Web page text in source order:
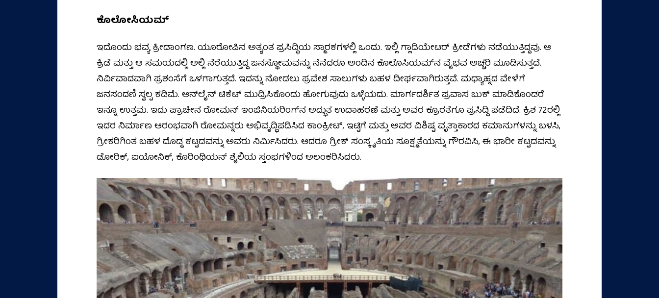
ಕೊಲೋಸಿಯಮ್‌
ಇದೊಂದು ಭವ್ಯ ಕ್ರೀಡಾಂಗಣ. ಯೂರೋಪಿನ ಅತ್ಯಂತ ಪ್ರಸಿದ್ಧಿಯ ಸ್ಮಾರಕಗಳಲ್ಲಿ ಒಂದು. ಇಲ್ಲಿ ಗ್ಲಾಡಿಯೇಟರ್ ಕ್ರೀಡೆಗಳು ನಡೆಯುತ್ತಿದ್ದವು. ಆ
ಕ್ರಿಡೆ ಮತ್ತು ಆ ಸಮಯದಲ್ಲಿ ಅಲ್ಲಿ ನೆರೆಯುತ್ತಿದ್ದ ಜನಸ್ಥೋಮವನ್ನು ನೆನೆದರೂ ಅಂದಿನ ಕೊಲೊಸಿಯಮ್‌ನ ವೈಭವ ಅಚ್ಚರಿ ಮೂಡಿಸುತ್ತದೆ.
ನಿರ್ವಿವಾದವಾಗಿ ಪ್ರಶಂಸೆಗೆ ಒಳಗಾಗುತ್ತದೆ. ಇದನ್ನು ನೋಡಲು ಪ್ರವೇಶ ಸಾಲುಗಳು ಬಹಳ ದೀರ್ಘವಾಗಿರುತ್ತವೆ. ಮಧ್ಯಾಹ್ನದ ವೇಳೆಗೆ
ಜನಸಂದಣಿ ಸ್ವಲ್ಪ ಕಡಿಮೆ. ಆನ್‌ಲೈನ್ ಟಿಕೆಟ್ ಮುದ್ರಿಸಿಕೊಂಡು ಹೋಗುವುದು ಒಳ್ಳೆಯದು. ಮಾರ್ಗದರ್ಶಿತ ಪ್ರವಾಸ ಬುಕ್ ಮಾಡಿಕೊಂಡರೆ
ಇನ್ನೂ ಉತ್ತಮ. ಇದು ಪ್ರಾಚೀನ ರೋಮನ್ ಇಂಜಿನಿಯರಿಂಗ್‌ನ ಅದ್ಭುತ ಉದಾಹರಣೆ ಮತ್ತು ಅವರ ಕ್ರೂರತೆಗೂ ಪ್ರಸಿದ್ದಿ ಪಡೆದಿದೆ. ಕ್ರಿಶ 72ರಲ್ಲಿ
ಇದರ ನಿರ್ಮಾಣ ಆರಂಭವಾಗಿ ರೋಮನ್ನರು ಅಭಿವೃದ್ಧಿಪಡಿಸಿದ ಕಾಂಕ್ರೀಟ್, ಇಟ್ಟಿಗೆ ಮತ್ತು ಅವರ ವಿಶಿಷ್ಟ ವೃತ್ತಾಕಾರದ ಕಮಾನುಗಳನ್ನು ಬಳಸಿ,
ಗ್ರೀಕರಿಗಿಂತ ಬಹಳ ದೊಡ್ಡ ಕಟ್ಟಡವನ್ನು ಅವರು ನಿರ್ಮಿಸಿದರು. ಆದರೂ ಗ್ರೀಕ್ ಸಂಸ್ಕೃತಿಯ ಸೂಕ್ಷ್ಮತೆಯನ್ನು ಗೌರವಿಸಿ, ಈ ಭಾರೀ ಕಟ್ಟಡವನ್ನು
ಡೋರಿಕ್, ಐಯೋನಿಕ್, ಕೊರಿಂಥಿಯನ್ ಶೈಲಿಯ ಸ್ತಂಭಗಳಿಂದ ಅಲಂಕರಿಸಿದರು.